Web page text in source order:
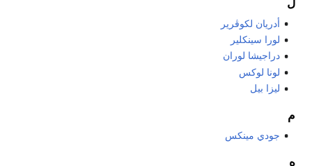
ل
أدريان لكوڤرير
لورا سينكلير
دراجيشا لوران
لونا لوكس
ليزا بيل
م
جودي مينكس
ه